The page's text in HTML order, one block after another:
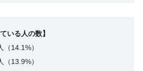
いる人の数】
（14.1%）
（13.9%）